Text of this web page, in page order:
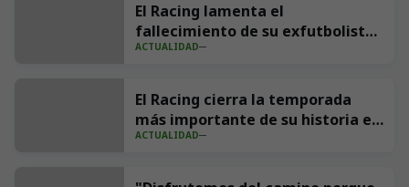
El Racing lamenta el
fallecimiento de su exfutbolista
Andrés Parada ‘Suco’
ACTUALIDAD
El Racing cierra la temporada
más importante de su historia en
redes con 539 millones de
ACTUALIDAD